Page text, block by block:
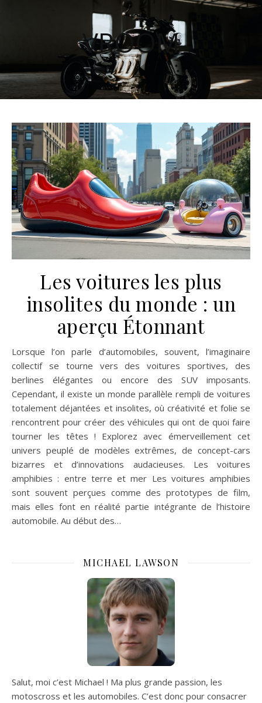
VROOM
Les voitures les plus
insolites du monde : un
aperçu Étonnant
Lorsque l’on parle d’automobiles, souvent, l’imaginaire
collectif se tourne vers des voitures sportives, des
berlines élégantes ou encore des SUV imposants.
Cependant, il existe un monde parallèle rempli de voitures
totalement déjantées et insolites, où créativité et folie se
rencontrent pour créer des véhicules qui ont de quoi faire
tourner les têtes ! Explorez avec émerveillement cet
univers peuplé de modèles extrêmes, de concept-cars
bizarres et d’innovations audacieuses. Les voitures
amphibies : entre terre et mer Les voitures amphibies
sont souvent perçues comme des prototypes de film,
mais elles font en réalité partie intégrante de l’histoire
automobile. Au début des…
MICHAEL LAWSON
Salut, moi c’est Michael ! Ma plus grande passion, les
motoscross et les automobiles. C’est donc pour consacrer